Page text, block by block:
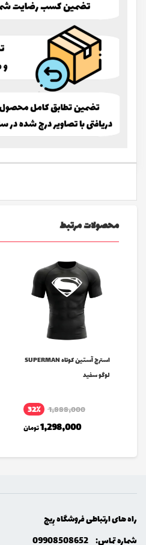
محصولات مرتبط
استرج آستین کوتاه SUPERMAN
لوگو سفید
1,888,000 32٪
1,298,000تومان
راه های ارتباطی فروشگاه رِيج
شماره تماس: 09908508652